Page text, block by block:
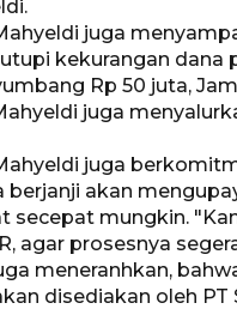
juga
kekurangan dana
Rp 50 juta,
juga
juga
berjanji akan
secepat mungkin.
agar prosesnya
meneranhkan,
disediakan oleh